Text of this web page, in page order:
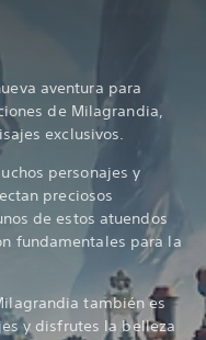
aventura para
de Milagrandia,
exclusivos.
personajes y
preciosos
de estos atuendos
fundamentales para la
también es
y disfrutes la belleza